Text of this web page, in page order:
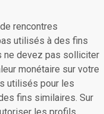
rencontres
utilisés à des fins
ne devez pas solliciter
monétaire sur votre
utilisés pour les
fins similaires. Sur